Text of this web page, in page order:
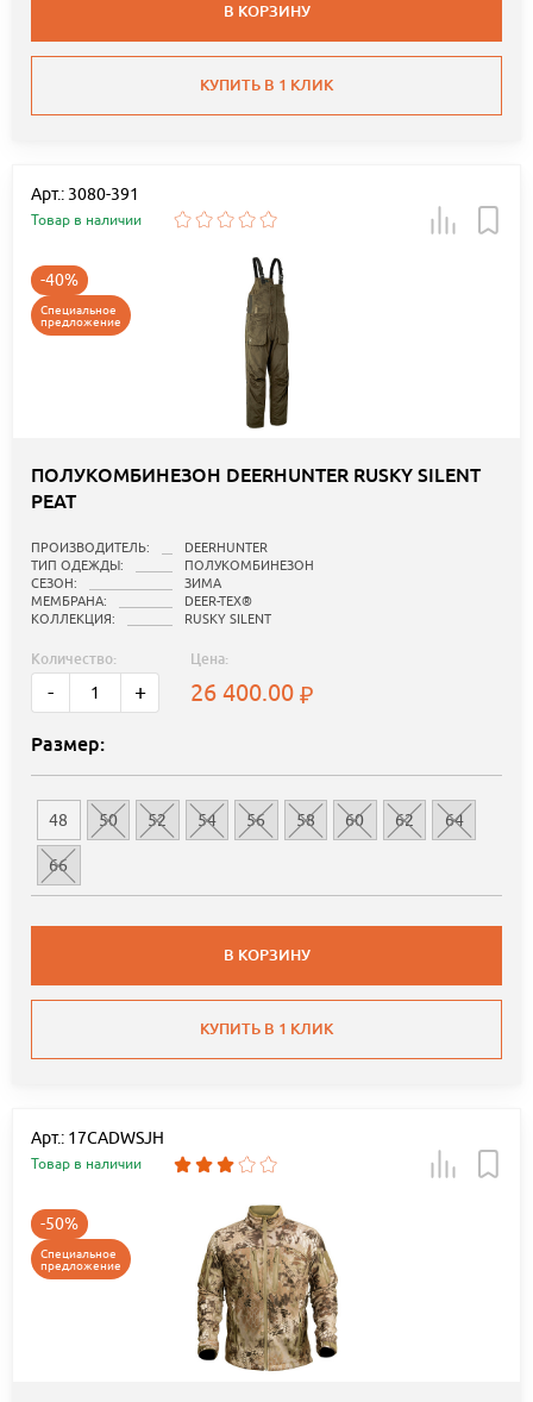
В КОРЗИНУ
КУПИТЬ В 1 КЛИК
Арт.: 3080-391
Товар в наличии
-40%
Специальное
предложение
ПОЛУКОМБИНЕЗОН DEERHUNTER RUSKY SILENT
PEAT
ПРОИЗВОДИТЕЛЬ:
DEERHUNTER
ТИП ОДЕЖДЫ:
ПОЛУКОМБИНЕЗОН
СЕЗОН:
ЗИМА
МЕМБРАНА:
DEER-TEX®
КОЛЛЕКЦИЯ:
RUSKY SILENT
Количество:
- +
Цена:
26 400.00
Размер:
48 50 52 54 56 58 60 62 64
66
В КОРЗИНУ
КУПИТЬ В 1 КЛИК
Арт.: 17CADWSJH
Товар в наличии
-50%
Специальное
предложение